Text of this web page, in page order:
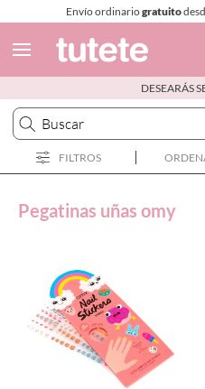
Envío ordinariogratuito
Español
Italiano
Inglés
DESEARÁS
FILTROS
Pegatinas uñas omy